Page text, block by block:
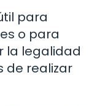
para
o para
la legalidad
de realizar